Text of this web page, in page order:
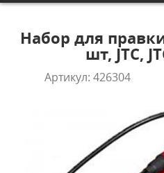
Набор для
шт, JTC,
Артикул:426304